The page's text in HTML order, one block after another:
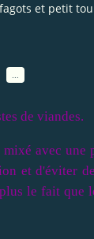
et petit
de viandes.
avec une
et d'éviter
le fait que